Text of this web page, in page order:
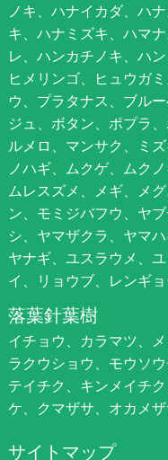
ノキ、ハナイカダ、ハ
キ、ハナミズキ、ハマ
レ、ハンカチノキ、ハ
ヒメリンゴ、ヒュウガ
ウ、プラタナス、ブル
ジュ、ボタン、ポプラ
ルメロ、マンサク、ミ
ノハギ、ムクゲ、ムク
ムレスズメ、メギ、メ
ン、モミジバフウ、ヤ
シ、ヤマザクラ、ヤマ
ヤナギ、ユスラウメ、
イ、リョウブ、レンギ
落葉針葉樹
イチョウ、カラマツ、
ラクウショウ、モウソ
テイチク、キンメイチ
ケ、クマザサ、オカメ
サイトマップ